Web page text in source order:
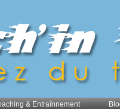
& Entraînnement